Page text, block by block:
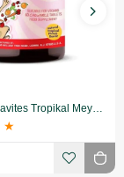
Solgar Kangavites Tropikal Meyve Aromalı 60 Tablet
★